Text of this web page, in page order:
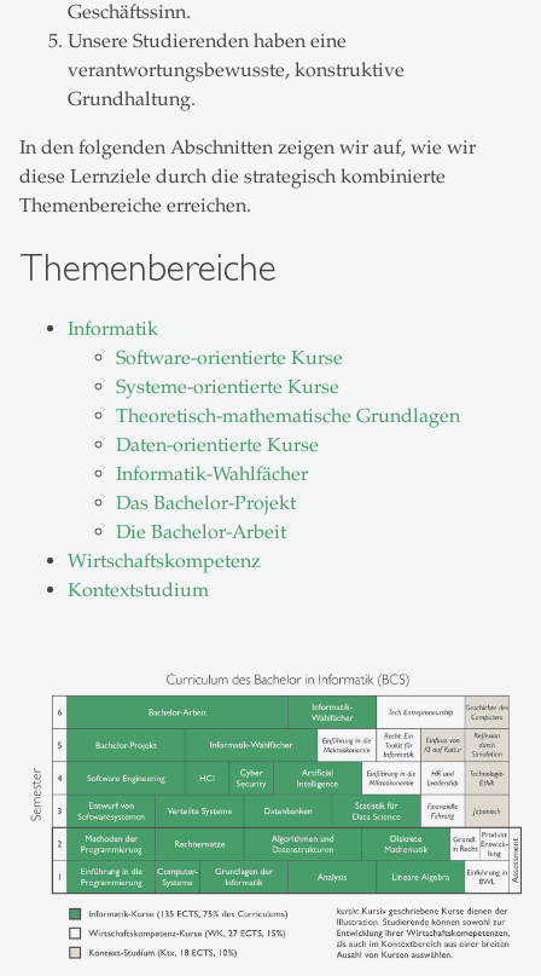
Geschäftssinn.
Unsere Studierenden haben eine
verantwortungsbewusste, konstruktive
Grundhaltung.
In den folgenden Abschnitten zeigen wir auf, wie wir
diese Lernziele durch die strategisch kombinierte
Themenbereiche erreichen.
Themenbereiche
Informatik
Software-orientierte Kurse
Systeme-orientierte Kurse
Theoretisch-mathematische Grundlagen
Daten-orientierte Kurse
Informatik-Wahlfächer
Das Bachelor-Projekt
Die Bachelor-Arbeit
Wirtschaftskompetenz
Kontextstudium